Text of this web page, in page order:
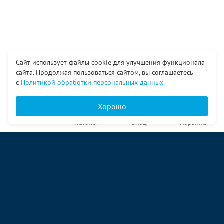
Сайт использует файлы cookie для улучшения функционала
сайта. Продолжая пользоваться сайтом, вы соглашаетесь
с Политикой обработки персональных данных.
Хорошо